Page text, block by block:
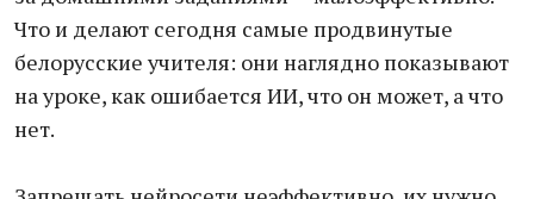
Что и делают сегодня самые продвинутые
белорусские учителя: они наглядно показывают
на уроке, как ошибается ИИ, что он может, а что
нет.